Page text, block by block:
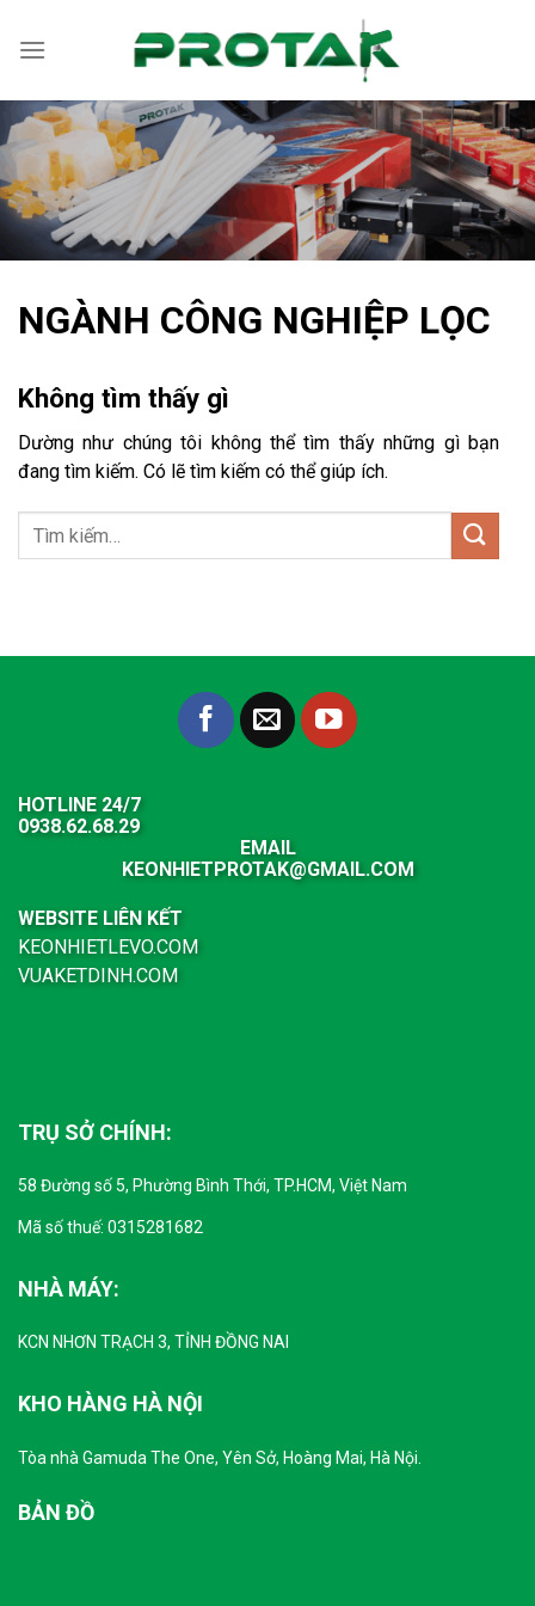
qua
dung
NGÀNH CÔNG NGHIỆP LỌC
Không tìm thấy gì
Dường như chúng tôi không thể tìm thấy những gì bạn
đang tìm kiếm. Có lẽ tìm kiếm có thể giúp ích.
HOTLINE 24/7
0938.62.68.29
EMAIL
KEONHIETPROTAK@GMAIL.COM
WEBSITE LIÊN KẾT
KEONHIETLEVO.COM
VUAKETDINH.COM
TRỤ SỞ CHÍNH:
58 Đường số 5, Phường Bình Thới, TP.HCM, Việt Nam
Mã số thuế: 0315281682
NHÀ MÁY:
KCN NHƠN TRẠCH 3, TỈNH ĐỒNG NAI
KHO HÀNG HÀ NỘI
Tòa nhà Gamuda The One, Yên Sở, Hoàng Mai, Hà Nội.
BẢN ĐỒ